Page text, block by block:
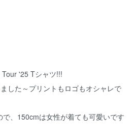
'25 Tシャツ!!!
した～プリントもロゴもオシャレで
、150cmは女性が着ても可愛いです